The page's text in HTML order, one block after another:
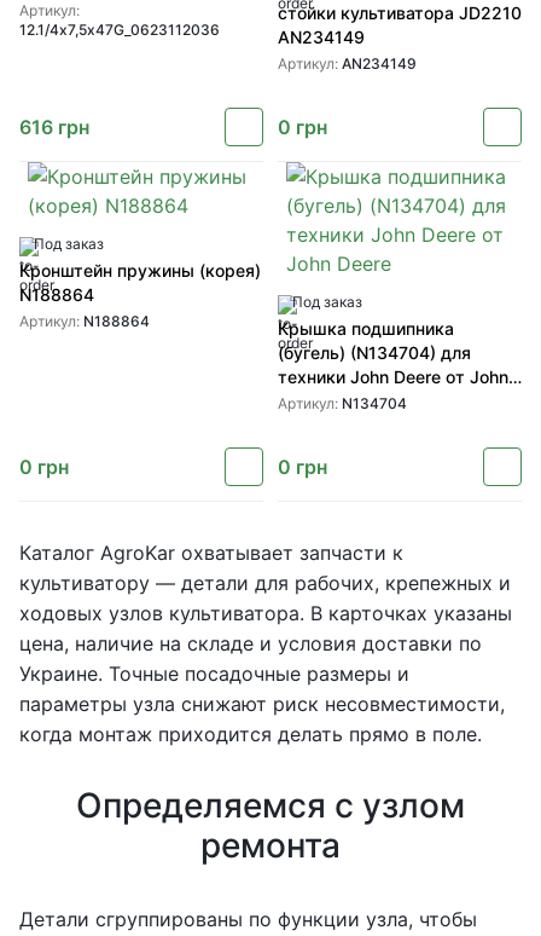
Артикул:
12.1/4х7,5х47G_0623112036
616 грн
стойки культиватора JD2210
AN234149
Артикул: AN234149
0 грн
Под заказ
Кронштейн пружины (корея)
N188864
Артикул: N188864
0 грн
Под заказ
Крышка подшипника
(бугель) (N134704) для
техники John Deere от John
Deere
Артикул: N134704
0 грн
Каталог AgroKar охватывает запчасти к
культиватору — детали для рабочих, крепежных и
ходовых узлов культиватора. В карточках указаны
цена, наличие на складе и условия доставки по
Украине. Точные посадочные размеры и
параметры узла снижают риск несовместимости,
когда монтаж приходится делать прямо в поле.
Определяемся с узлом
ремонта
Детали сгруппированы по функции узла, чтобы